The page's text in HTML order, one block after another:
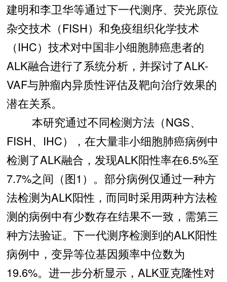
建明和李卫华等通过下一代测序、荧光原位
杂交技术（FISH）和免疫组织化学技术
（IHC）技术对中国非小细胞肺癌患者的
ALK融合进行了系统分析，并探讨了ALK-
VAF与肿瘤内异质性评估及靶向治疗效果的
潜在关系。
本研究通过不同检测方法（NGS、
FISH、IHC），在大量非小细胞肺癌病例中
检测了ALK融合，发现ALK阳性率在6.5%至
7.7%之间（图1）。部分病例仅通过一种方
法检测为ALK阳性，而同时采用两种方法检
测的病例中有少数存在结果不一致，需第三
种方法验证。下一代测序检测到的ALK阳性
病例中，变异等位基因频率中位数为
19.6%。进一步分析显示，ALK亚克隆性对